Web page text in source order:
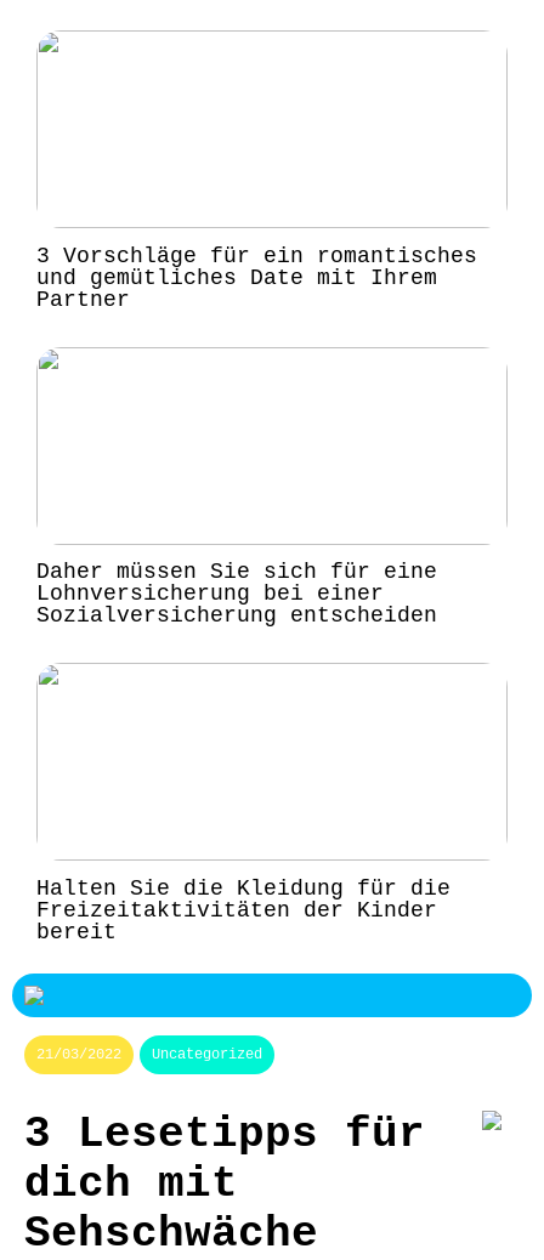
3 Vorschläge für ein romantisches
und gemütliches Date mit Ihrem
Partner
Daher müssen Sie sich für eine
Lohnversicherung bei einer
Sozialversicherung entscheiden
Halten Sie die Kleidung für die
Freizeitaktivitäten der Kinder
bereit
21/03/2022 Uncategorized
3 Lesetipps für
dich mit
Sehschwäche